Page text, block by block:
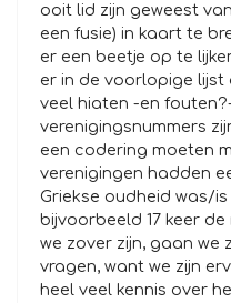
ooit lid zijn geweest
een fusie) in kaart te
er een beetje op te
er in de voorlopige lijst
veel hiaten -en
verenigingsnummers
een codering moeten
verenigingen hadden
Griekse oudheid was/
bijvoorbeeld 17 keer
we zover zijn, gaan we
vragen, want we zijn
heel veel kennis over